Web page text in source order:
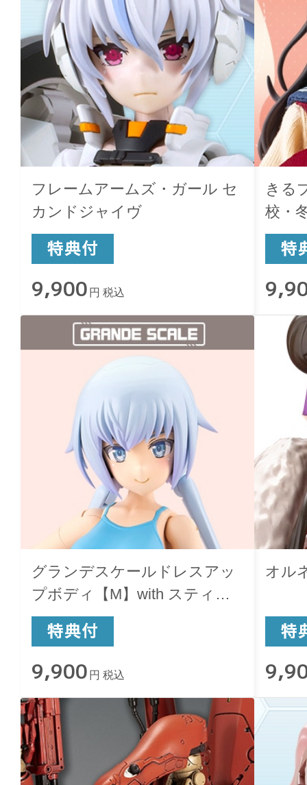
フレームアームズ・ガール セ
カンドジャイヴ
9,900 円 税込
きる
校・
グランデスケールドレスアッ
プボディ【M】with スティレ
ット
9,900 円 税込
オル